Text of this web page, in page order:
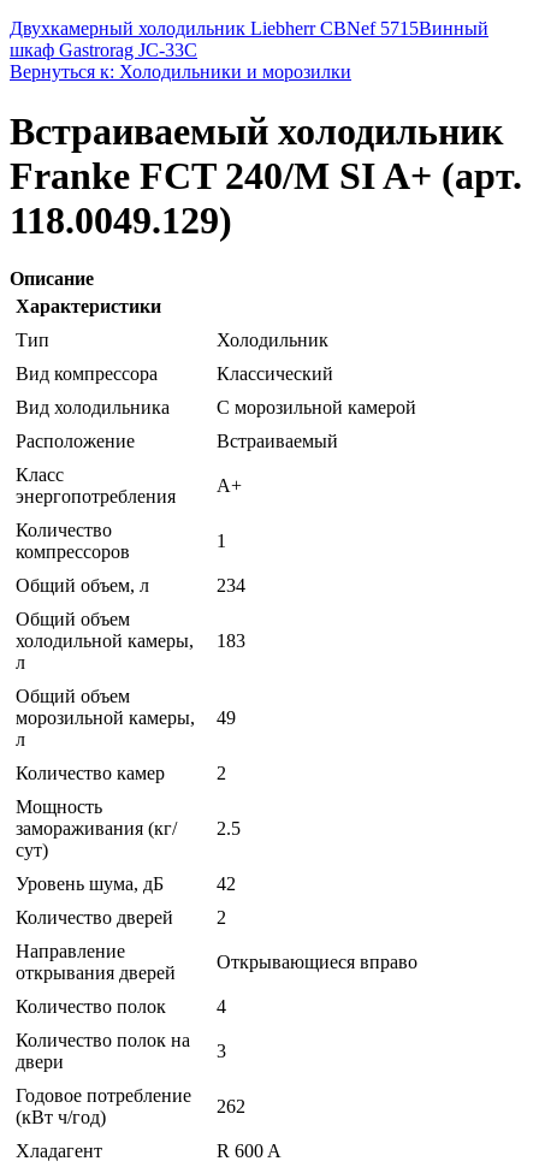
Двухкамерный холодильник Liebherr CBNef 5715Винный
шкаф Gastrorag JC-33C
Вернуться к: Холодильники и морозилки
Встраиваемый холодильник
Franke FCT 240/M SI A+ (арт.
118.0049.129)
Описание
Характеристики
Тип
Холодильник
Вид компрессора
Классический
Вид холодильника
С морозильной камерой
Расположение
Встраиваемый
Класс
энергопотребления
A+
Количество
компрессоров
1
Общий объем, л
234
Общий объем
холодильной камеры,
л
183
Общий объем
морозильной камеры,
л
49
Количество камер
2
Мощность
замораживания (кг/
сут)
2.5
Уровень шума, дБ
42
Количество дверей
2
Направление
открывания дверей
Открывающиеся вправо
Количество полок
4
Количество полок на
двери
3
Годовое потребление
(кВт ч/год)
262
Хладагент
R 600 A